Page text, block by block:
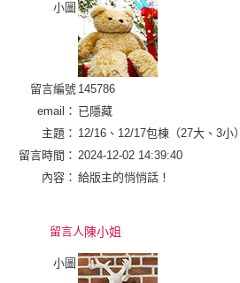
小圖
留言編號 145786
email： 已隱藏
主題： 12/16、12/17包棟（27大、3小）
留言時間： 2024-12-02 14:39:40
內容： 給版主的悄悄話！
留言人 陳小姐
小圖